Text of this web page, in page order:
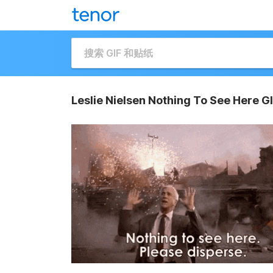
Leslie Nielsen Nothing To See Here